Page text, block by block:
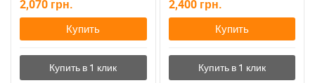
2,070 грн.
Купить
2,400 грн.
Купить